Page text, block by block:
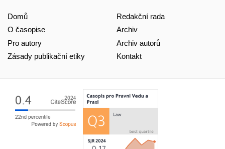
Domů
O časopise
Pro autory
Zásady publikační etiky
Redakční rada
Archiv
Archiv autorů
Kontakt